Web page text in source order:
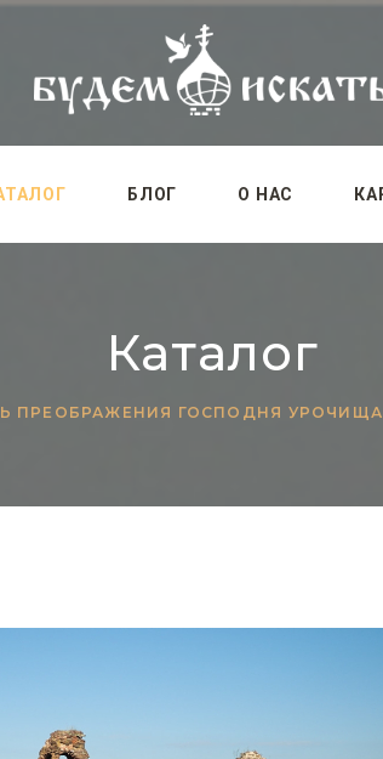
БЛОГ О НАС
Каталог
ПРЕОБРАЖЕНИЯ ГОСПОДНЯ